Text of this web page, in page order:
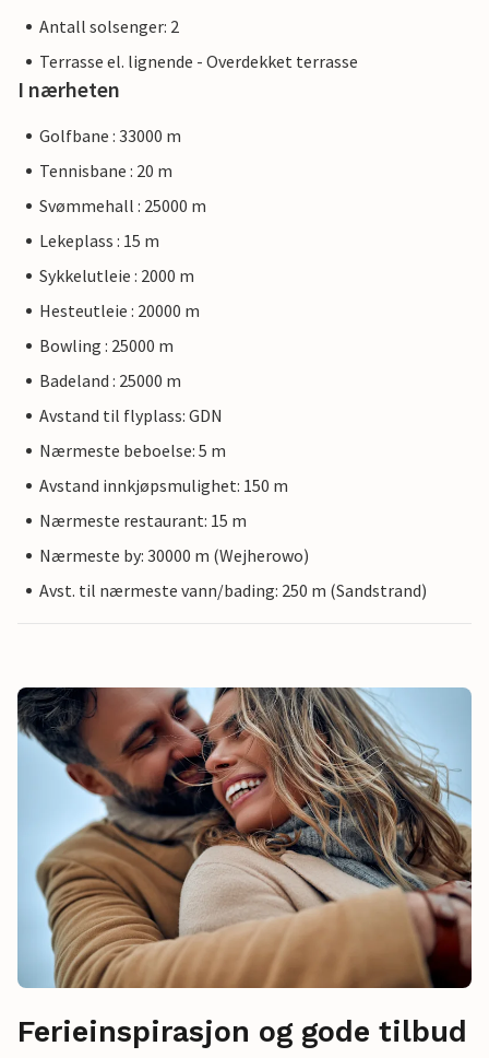
Antall solsenger: 2
Terrasse el. lignende - Overdekket terrasse
I nærheten
Golfbane : 33000 m
Tennisbane : 20 m
Svømmehall : 25000 m
Lekeplass : 15 m
Sykkelutleie : 2000 m
Hesteutleie : 20000 m
Bowling : 25000 m
Badeland : 25000 m
Avstand til flyplass: GDN
Nærmeste beboelse: 5 m
Avstand innkjøpsmulighet: 150 m
Nærmeste restaurant: 15 m
Nærmeste by: 30000 m (Wejherowo)
Avst. til nærmeste vann/bading: 250 m (Sandstrand)
Ferieinspirasjon og gode tilbud